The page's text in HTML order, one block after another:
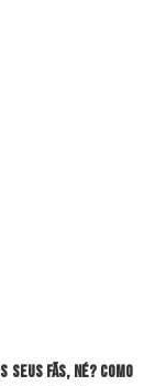
seus fãs, né? Como